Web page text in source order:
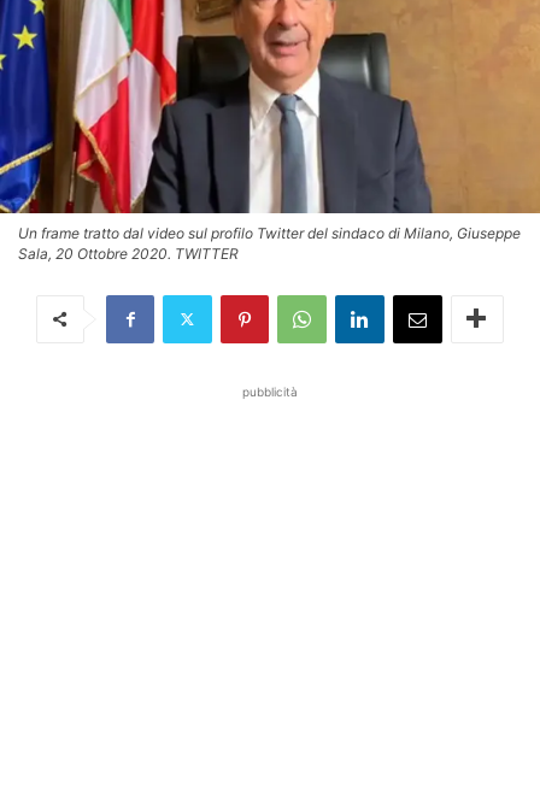
Un frame tratto dal video sul profilo Twitter del sindaco di Milano, Giuseppe
Sala, 20 Ottobre 2020. TWITTER
pubblicità